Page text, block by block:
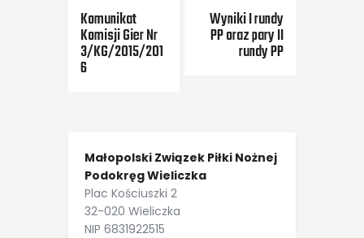
Komunikat
Komisji Gier Nr
3/KG/2015/201
6
Wyniki I rundy
PP oraz pary II
rundy PP
Małopolski Związek Piłki Nożnej
Podokręg Wieliczka
Plac Kościuszki 2
32-020 Wieliczka
NIP 6831922515